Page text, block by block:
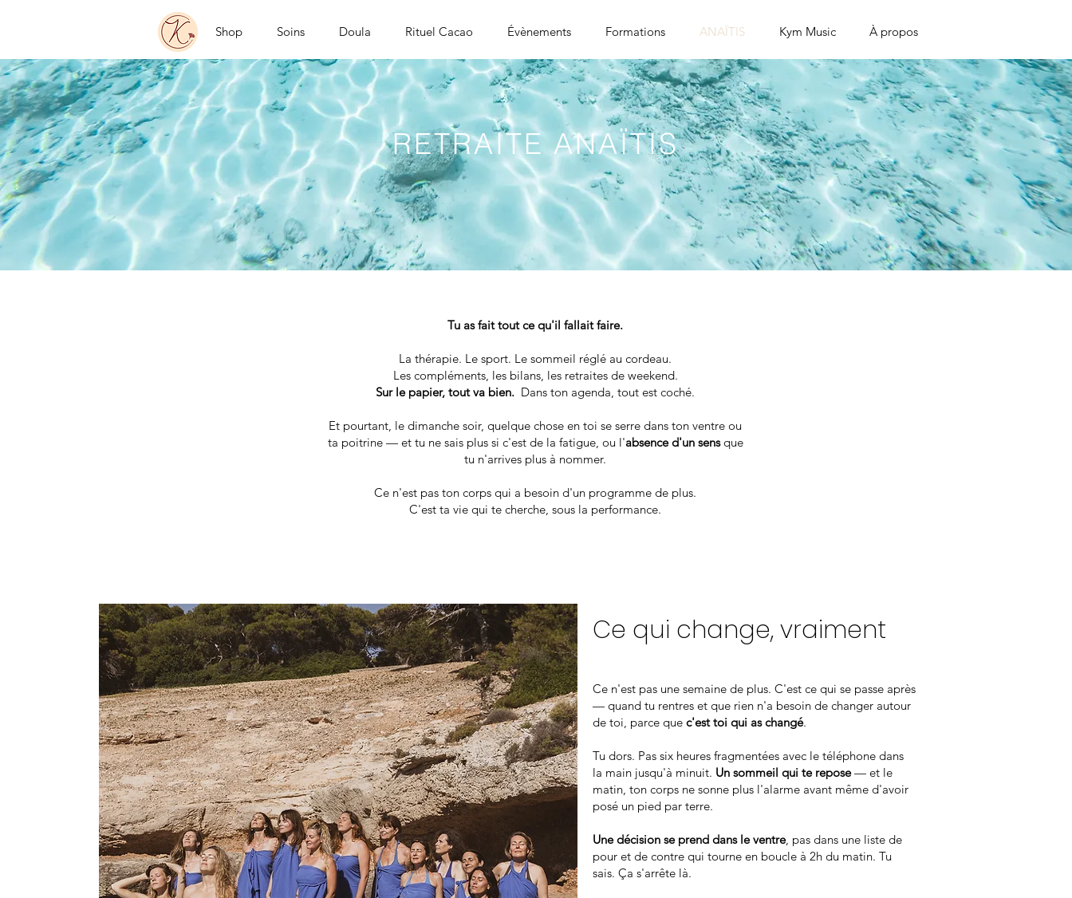
Shop Soins Doula Rituel Cacao Évènements Formations ANAÏTIS Kym Music À propos
RETRAITE ANAÏTIS
Tu as fait tout ce qu'il fallait faire.
La thérapie. Le sport. Le sommeil réglé au cordeau.
Les compléments, les bilans, les retraites de weekend.
Sur le papier, tout va bien. Dans ton agenda, tout est coché.
Et pourtant, le dimanche soir, quelque chose en toi se serre dans ton ventre ou
ta poitrine — et tu ne sais plus si c'est de la fatigue, ou l'absence d'un sensque
tu n'arrives plus à nommer.
Ce n'est pas ton corps qui a besoin d'un programme de plus.
C'est ta vie qui te cherche, sous la performance.
Ce qui change, vraiment
Ce n'est pas une semaine de plus. C'est ce qui se passe après
— quand tu rentres et que rien n'a besoin de changer autour
de toi, parce que c'est toi qui as changé.
Tu dors. Pas six heures fragmentées avec le téléphone dans
la main jusqu'à minuit. Un sommeil qui te repose— et le
matin, ton corps ne sonne plus l'alarme avant même d'avoir
posé un pied par terre.
Une décision se prend dans le ventre, pas dans une liste de
pour et de contre qui tourne en boucle à 2h du matin. Tu
sais. Ça s'arrête là.